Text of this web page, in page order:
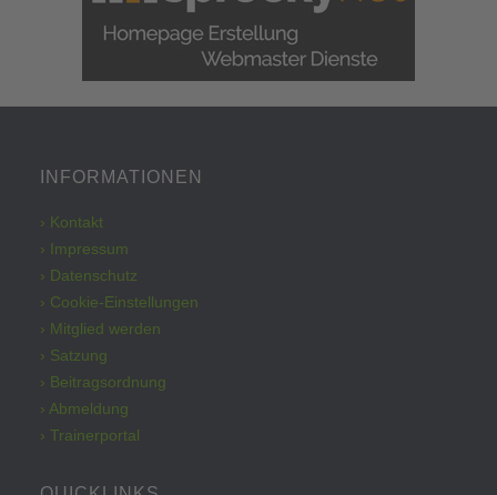
INFORMATIONEN
› Kontakt
› Impressum
› Datenschutz
› Cookie-Einstellungen
› Mitglied werden
› Satzung
› Beitragsordnung
› Abmeldung
› Trainerportal